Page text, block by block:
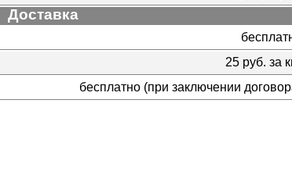
Доставка
25 руб. за
бесплатно (при заключении